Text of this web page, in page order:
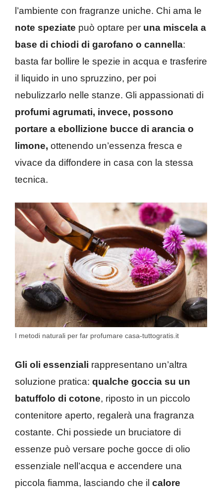
l’ambiente con fragranze uniche. Chi ama le
note speziate può optare per una miscela a
base di chiodi di garofano o cannella:
basta far bollire le spezie in acqua e trasferire
il liquido in uno spruzzino, per poi
nebulizzarlo nelle stanze. Gli appassionati di
profumi agrumati, invece, possono
portare a ebollizione bucce di arancia o
limone, ottenendo un’essenza fresca e
vivace da diffondere in casa con la stessa
tecnica.
I metodi naturali per far profumare casa-tuttogratis.it
Gli oli essenziali rappresentano un’altra
soluzione pratica: qualche goccia su un
batuffolo di cotone, riposto in un piccolo
contenitore aperto, regalerà una fragranza
costante. Chi possiede un bruciatore di
essenze può versare poche gocce di olio
essenziale nell’acqua e accendere una
piccola fiamma, lasciando che il calore